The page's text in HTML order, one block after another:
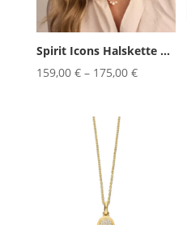
Spirit Icons Halskette Confetti ...
159,00 €– 175,00 €